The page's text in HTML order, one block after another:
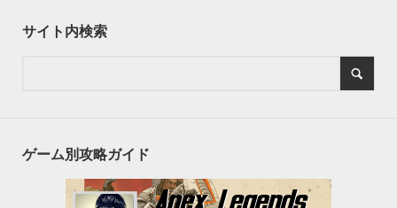
サイト内検索
ゲーム別攻略ガイド